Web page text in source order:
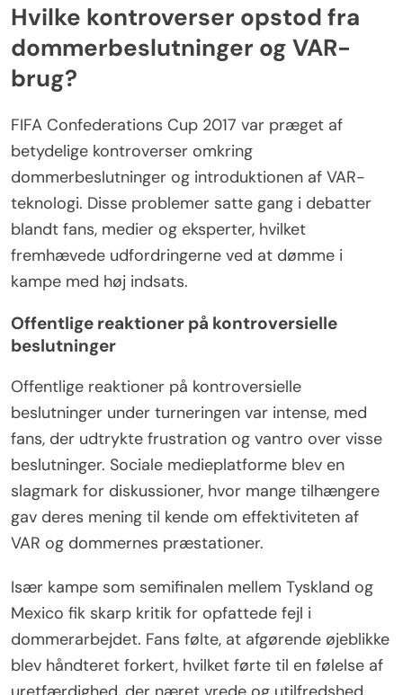
Hvilke kontroverser opstod fra
dommerbeslutninger og VAR-
brug?
FIFA Confederations Cup 2017 var præget af
betydelige kontroverser omkring
dommerbeslutninger og introduktionen af VAR-
teknologi. Disse problemer satte gang i debatter
blandt fans, medier og eksperter, hvilket
fremhævede udfordringerne ved at dømme i
kampe med høj indsats.
Offentlige reaktioner på kontroversielle
beslutninger
Offentlige reaktioner på kontroversielle
beslutninger under turneringen var intense, med
fans, der udtrykte frustration og vantro over visse
beslutninger. Sociale medieplatforme blev en
slagmark for diskussioner, hvor mange tilhængere
gav deres mening til kende om effektiviteten af
VAR og dommernes præstationer.
Især kampe som semifinalen mellem Tyskland og
Mexico fik skarp kritik for opfattede fejl i
dommerarbejdet. Fans følte, at afgørende øjeblikke
blev håndteret forkert, hvilket førte til en følelse af